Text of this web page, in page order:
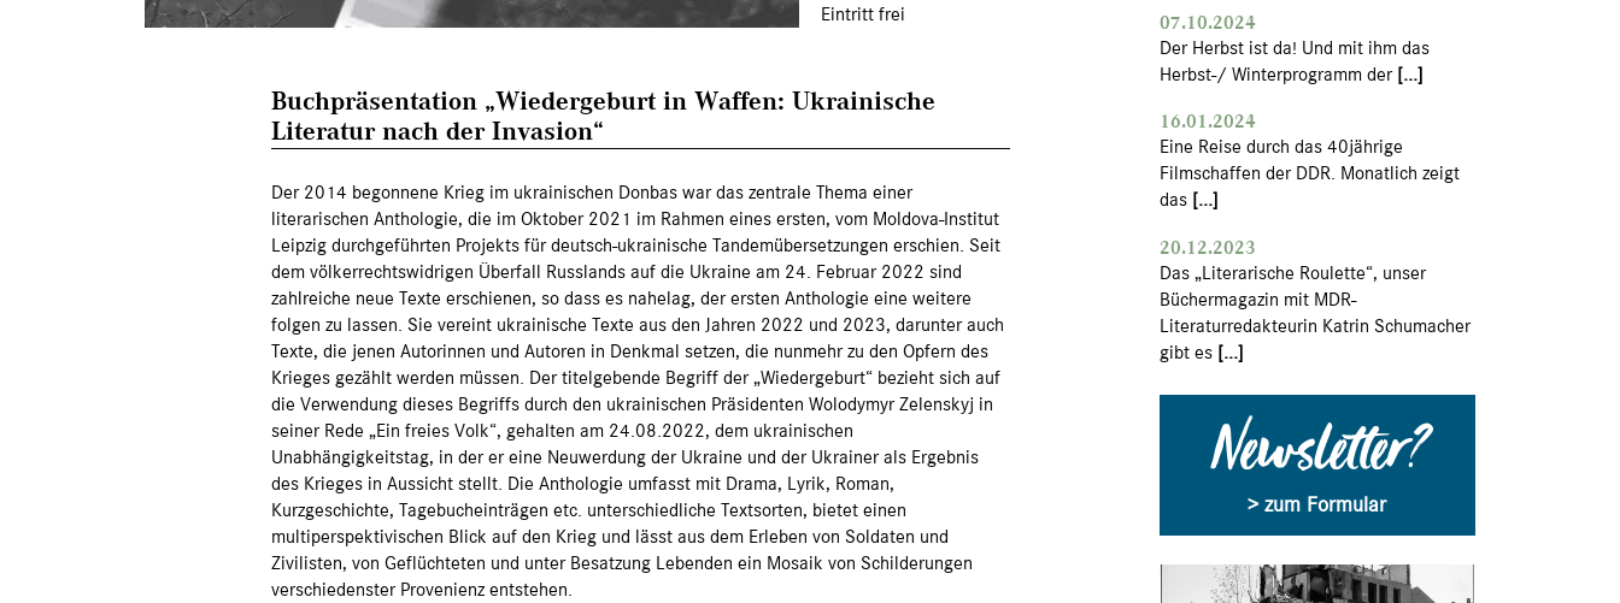
Eintritt frei
Buchpräsentation „Wiedergeburt in Waffen: Ukrainische
Literatur nach der Invasion“
Der 2014 begonnene Krieg im ukrainischen Donbas war das zentrale Thema einer
literarischen Anthologie, die im Oktober 2021 im Rahmen eines ersten, vom Moldova-Institut
Leipzig durchgeführten Projekts für deutsch-ukrainische Tandemübersetzungen erschien. Seit
dem völkerrechtswidrigen Überfall Russlands auf die Ukraine am 24. Februar 2022 sind
zahlreiche neue Texte erschienen, so dass es nahelag, der ersten Anthologie eine weitere
folgen zu lassen. Sie vereint ukrainische Texte aus den Jahren 2022 und 2023, darunter auch
Texte, die jenen Autorinnen und Autoren in Denkmal setzen, die nunmehr zu den Opfern des
Krieges gezählt werden müssen. Der titelgebende Begriff der „Wiedergeburt“ bezieht sich auf
die Verwendung dieses Begriffs durch den ukrainischen Präsidenten Wolodymyr Zelenskyj in
seiner Rede „Ein freies Volk“, gehalten am 24.08.2022, dem ukrainischen
Unabhängigkeitstag, in der er eine Neuwerdung der Ukraine und der Ukrainer als Ergebnis
des Krieges in Aussicht stellt. Die Anthologie umfasst mit Drama, Lyrik, Roman,
Kurzgeschichte, Tagebucheinträgen etc. unterschiedliche Textsorten, bietet einen
multiperspektivischen Blick auf den Krieg und lässt aus dem Erleben von Soldaten und
Zivilisten, von Geflüchteten und unter Besatzung Lebenden ein Mosaik von Schilderungen
verschiedenster Provenienz entstehen.
07.10.2024
Der Herbst ist da! Und mit ihm das
Herbst-/ Winterprogramm der [...]
16.01.2024
Eine Reise durch das 40jährige
Filmschaffen der DDR. Monatlich zeigt
das [...]
20.12.2023
Das „Literarische Roulette“, unser
Büchermagazin mit MDR-
Literaturredakteurin Katrin Schumacher
gibt es [...]
Newsletter?
> zum Formular